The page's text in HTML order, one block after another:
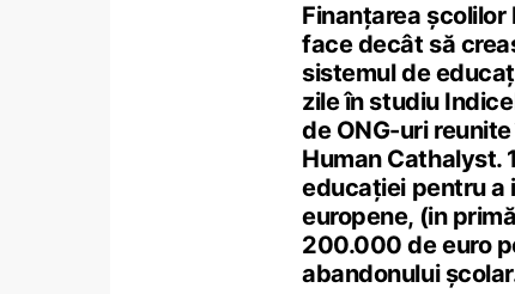
Finanțarea
face decât să
sistemul de
zile în studiu
de ONG-uri
Human Cathalyst.
educației pentru a
europene, (in
200.000 de euro
abandonului